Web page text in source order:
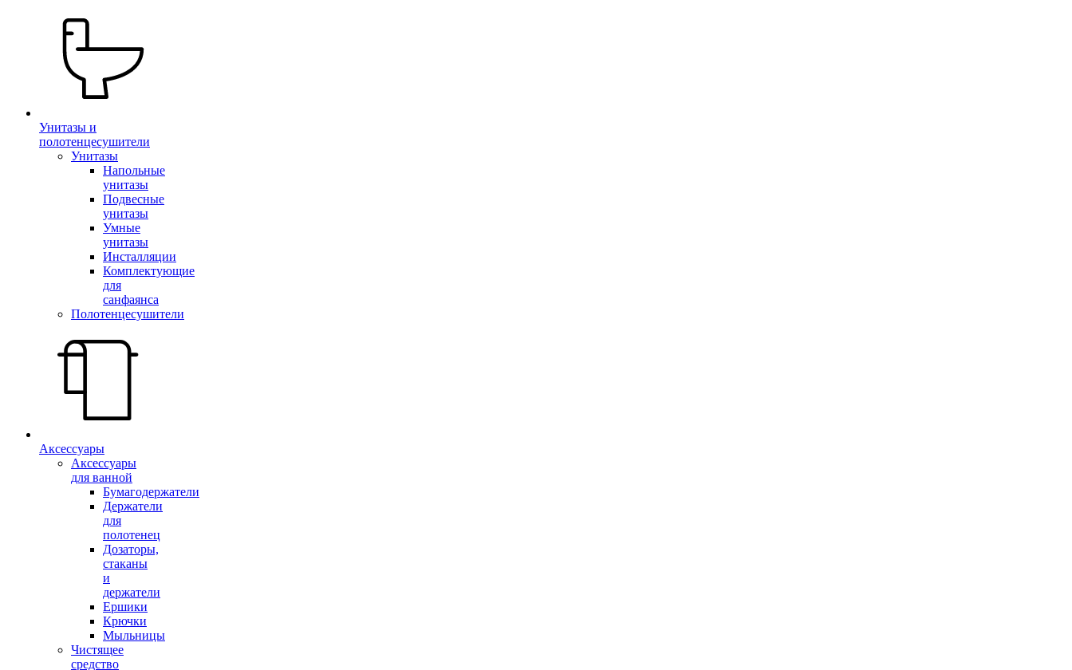
Унитазы и
полотенцесушители
Унитазы
Напольные
унитазы
Подвесные
унитазы
Умные
унитазы
Инсталляции
Комплектующие
для
санфаянса
Полотенцесушители
Аксессуары
Аксессуары
для ванной
Бумагодержатели
Держатели
для
полотенец
Дозаторы,
стаканы
и
держатели
Ершики
Крючки
Мыльницы
Чистящее
средство